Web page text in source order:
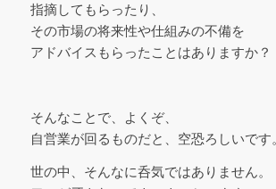
指摘してもらったり、
その市場の将来性や仕組みの不備を
アドバイスもらったことはありますか？
そんなことで、よくぞ、
自営業が回るものだと、空恐ろしいです
世の中、そんなに呑気ではありません。